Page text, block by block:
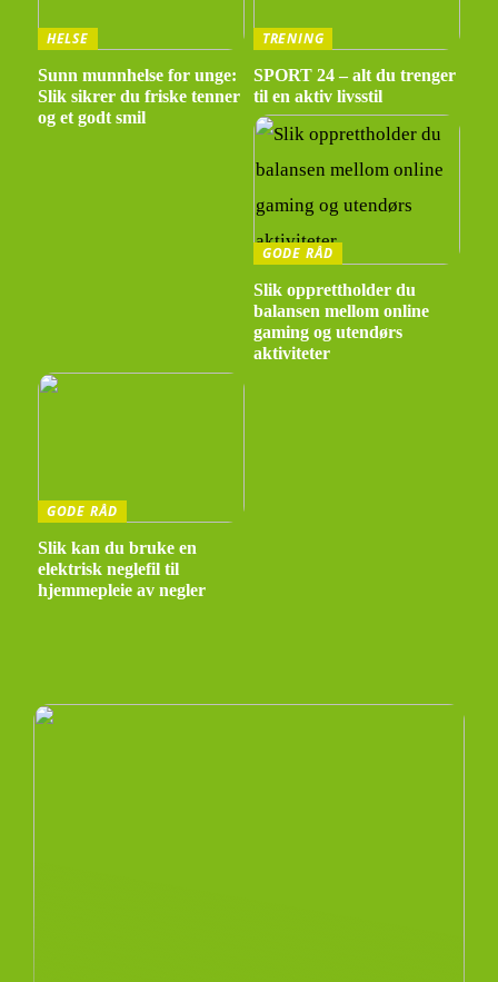
HELSE
Sunn munnhelse for unge:
Slik sikrer du friske tenner
og et godt smil
TRENING
SPORT 24 – alt du trenger
til en aktiv livsstil
GODE RÅD
Slik opprettholder du
balansen mellom online
gaming og utendørs
aktiviteter
GODE RÅD
Slik kan du bruke en
elektrisk neglefil til
hjemmepleie av negler